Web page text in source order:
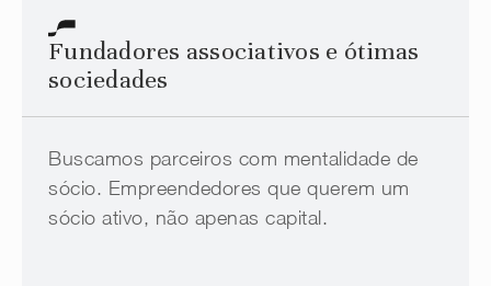
Fundadores associativos e ótimas
sociedades
Buscamos parceiros com mentalidade de
sócio. Empreendedores que querem um
sócio ativo, não apenas capital.